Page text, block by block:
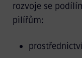
rozvoje se
pilířům: